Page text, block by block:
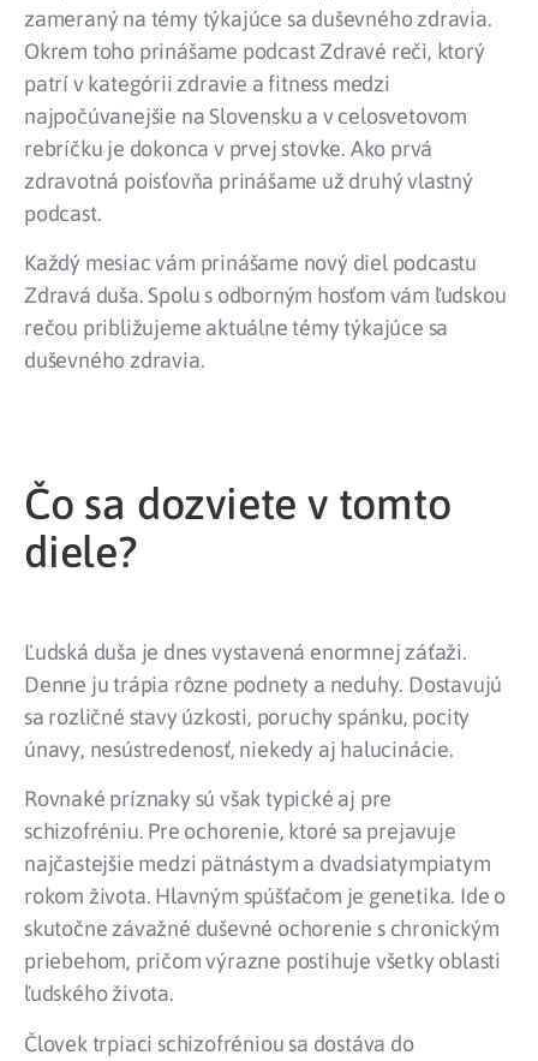
zameraný na témy týkajúce sa duševného zdravia.
Okrem toho prinášame podcast Zdravé reči, ktorý
patrí v kategórii zdravie a fitness medzi
najpočúvanejšie na Slovensku a v celosvetovom
rebríčku je dokonca v prvej stovke. Ako prvá
zdravotná poisťovňa prinášame už druhý vlastný
podcast.
Každý mesiac vám prinášame nový diel podcastu
Zdravá duša. Spolu s odborným hosťom vám ľudskou
rečou približujeme aktuálne témy týkajúce sa
duševného zdravia.
Čo sa dozviete v tomto
diele?
Ľudská duša je dnes vystavená enormnej záťaži.
Denne ju trápia rôzne podnety a neduhy. Dostavujú
sa rozličné stavy úzkosti, poruchy spánku, pocity
únavy, nesústredenosť, niekedy aj halucinácie.
Rovnaké príznaky sú však typické aj pre
schizofréniu. Pre ochorenie, ktoré sa prejavuje
najčastejšie medzi pätnástym a dvadsiatympiatym
rokom života. Hlavným spúšťačom je genetika. Ide o
skutočne závažné duševné ochorenie s chronickým
priebehom, pričom výrazne postihuje všetky oblasti
ľudského života.
Človek trpiaci schizofréniou sa dostáva do